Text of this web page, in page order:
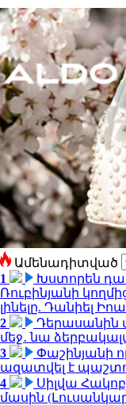
Ամենադիտված
1
Խստորեն
Ռուբինյանի
լինելը. Դանիել
2
Դերասանին
մեջ․ նա
3
Փաշինյանի
ազատվել է
4
Սիլվա
մասին